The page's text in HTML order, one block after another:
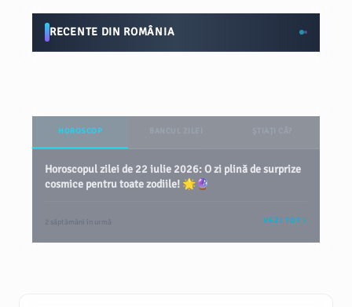
RECENTE DIN ROMÂNIA
HOROSCOP
Horoscopul zilei de 22 iulie 2026: O zi plină de surprize
cosmice pentru toate zodiile! 🌟🔮
2 săptămâni în urmă VEZI TOT